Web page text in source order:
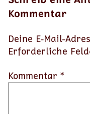
Kommentar
Deine E-Mail-
Erforderliche
Kommentar *